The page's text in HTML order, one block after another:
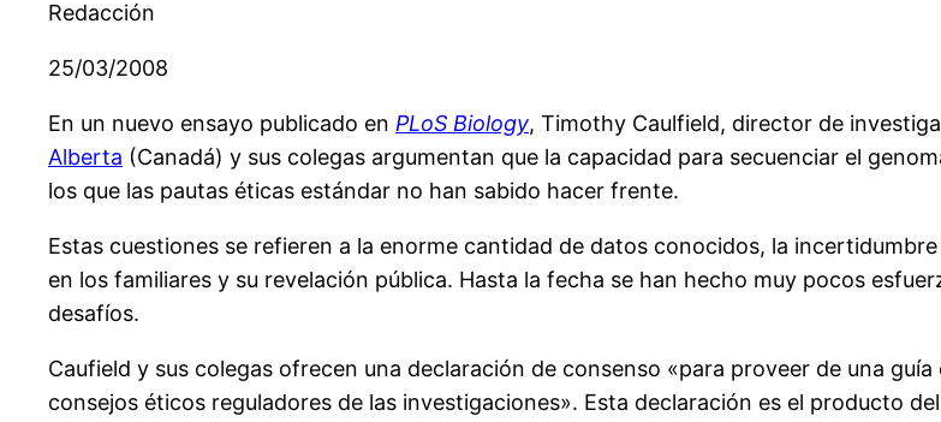
Redacción
25/03/2008
En un nuevo ensayo publicado en PLoS Biology, Timothy Caulfield, director de
Alberta (Canadá) y sus colegas argumentan que la capacidad para secuenciar el
los que las pautas éticas estándar no han sabido hacer frente.
Estas cuestiones se refieren a la enorme cantidad de datos conocidos, la
en los familiares y su revelación pública. Hasta la fecha se han hecho muy pocos
desafíos.
Caufield y sus colegas ofrecen una declaración de consenso «para proveer de una
consejos éticos reguladores de las investigaciones». Esta declaración es el producto